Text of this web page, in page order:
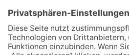
die Zukunft
Königstein
06.08.2026
Gewinnspiel
Schuljahr